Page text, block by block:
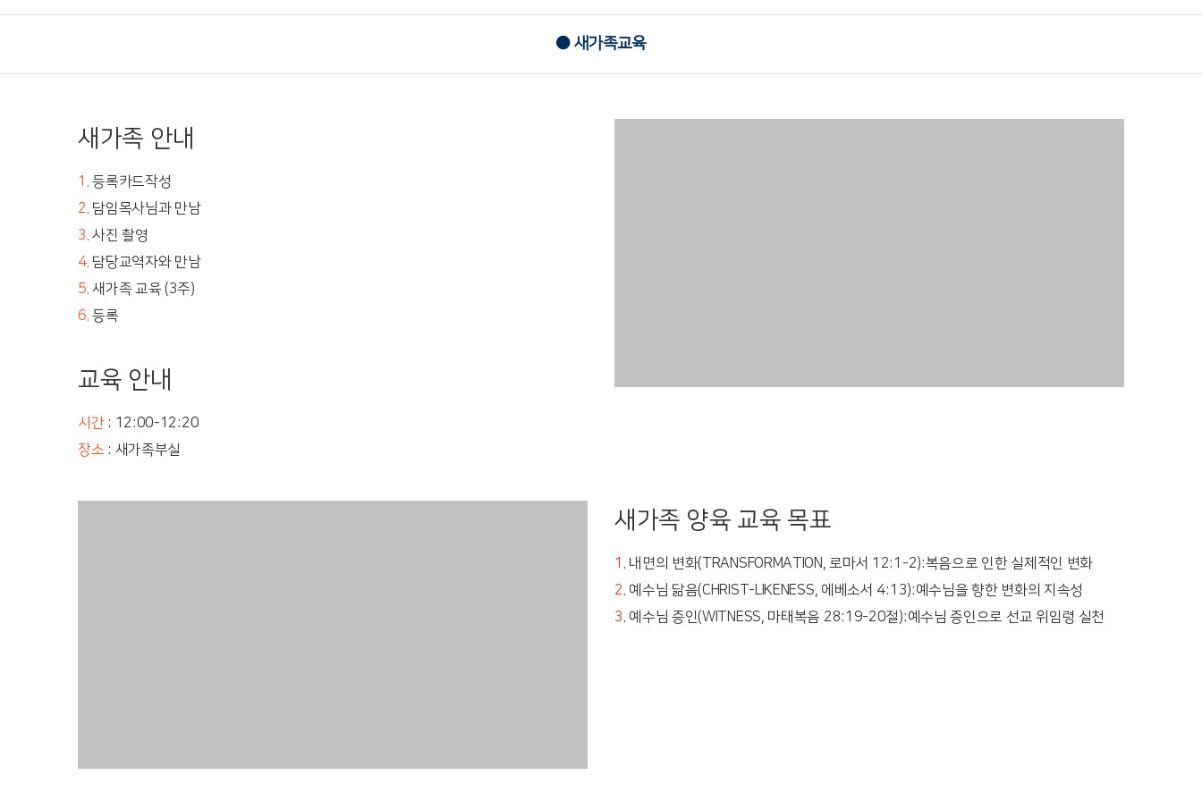
새가족교육
새가족 안내
1. 등록카드작성
2. 담임목사님과 만남
3. 사진 촬영
4. 담당교역자와 만남
5. 새가족 교육 (3주)
6. 등록
교육 안내
시간: 12:00-12:20
장소 : 새가족부실
새가족 양육 교육 목표
1 . 내면의 변화(TRANSFORMATION, 로마서 12:1-2):복음으로 인한 실제적인 변화
2. 예수님 닮음(CHRIST-LIKENESS, 에베소서 4:13):예수님을 향한 변화의 지속성
3. 예수님 증인(WITNESS, 마태복음 28:19-20절):예수님 증인으로 선교 위임령 실천